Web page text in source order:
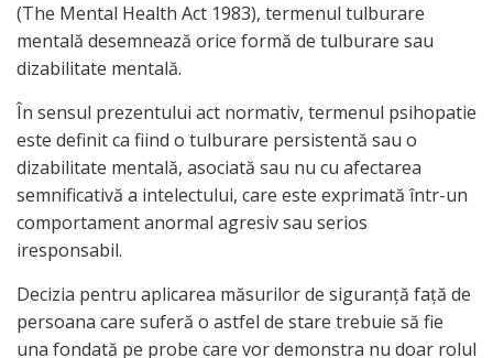
(The Mental Health Act 1983), termenul tulburare
mentală desemnează orice formă de tulburare sau
dizabilitate mentală.
În sensul prezentului act normativ, termenul psihopatie
este definit ca fiind o tulburare persistentă sau o
dizabilitate mentală, asociată sau nu cu afectarea
semnificativă a intelectului, care este exprimată într-un
comportament anormal agresiv sau serios
iresponsabil.
Decizia pentru aplicarea măsurilor de siguranţă faţă de
persoana care suferă o astfel de stare trebuie să fie
una fondată pe probe care vor demonstra nu doar rolul